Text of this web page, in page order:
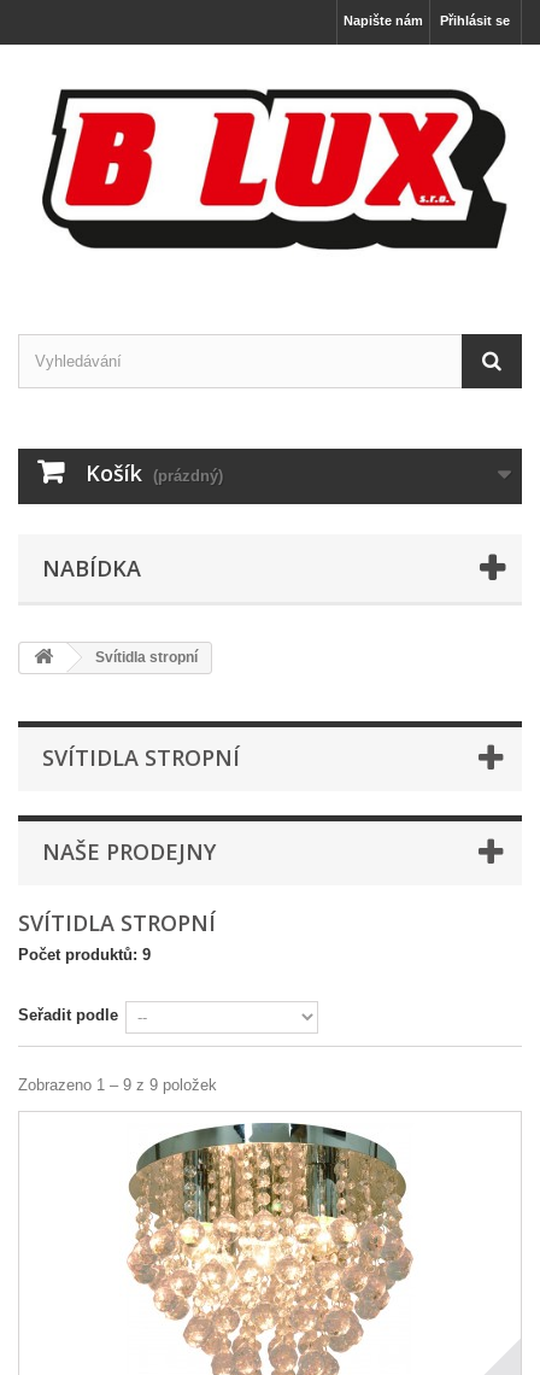
Přihlásit se
Napište nám
Košík (prázdný)
NABÍDKA
Svítidla stropní
SVÍTIDLA STROPNÍ
NAŠE PRODEJNY
SVÍTIDLA STROPNÍ
Počet produktů: 9
Seřadit podle
Zobrazeno 1 – 9 z 9 položek